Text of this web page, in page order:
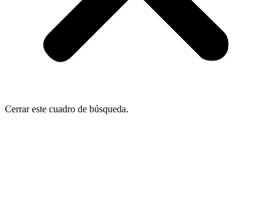
Cerrar este cuadro de búsqueda.